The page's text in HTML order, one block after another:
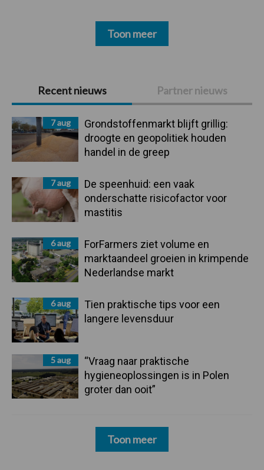
Primaire
Sidebar
Recent nieuws Partner nieuws
7 aug
Grondstoffenmarkt blijft grillig:
droogte en geopolitiek houden
handel in de greep
7 aug
De speenhuid: een vaak
onderschatte risicofactor voor
mastitis
6 aug
ForFarmers ziet volume en
marktaandeel groeien in krimpende
Nederlandse markt
6 aug
Tien praktische tips voor een
langere levensduur
5 aug
“Vraag naar praktische
hygieneoplossingen is in Polen
groter dan ooit”
Toon meer
Toon meer